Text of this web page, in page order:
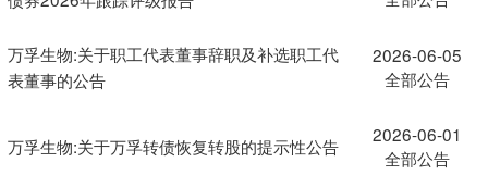
万孚生物:关于职工代表董事辞职及补选职工代
表董事的公告
2026-06-05
全部公告
万孚生物:关于万孚转债恢复转股的提示性公告
2026-06-01
全部公告